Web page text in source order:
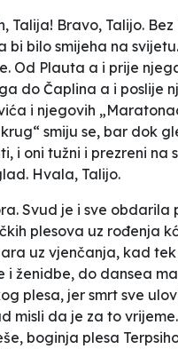
Talija! Bravo, Talijo.
bi bilo smijeha na
Od Plauta a i prije
do Čaplina a i poslije
i njegovih
smiju se, bar dok
i oni tužni i prezreni na
Hvala, Talijo.
Svud je i sve obdarila
plesova uz rođenja
uz vjenčanja, kad
i ženidbe, do dansea
plesa, jer smrt sve
misli da je za to
boginja plesa